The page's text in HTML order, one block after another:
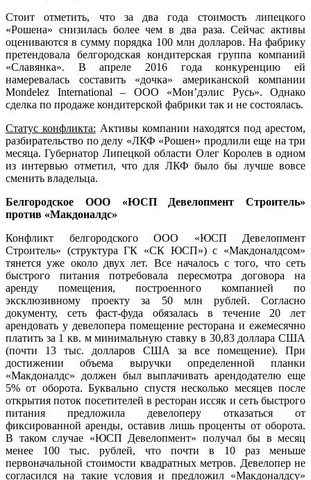
Стоит отметить, что за два года стоимость липецкого
«Рошена» снизилась более чем в два раза. Сейчас активы
оцениваются в сумму порядка 100 млн долларов. На фабрику
претендовала белгородская кондитерская группа компаний
«Славянка». В апреле 2016 года конкуренцию ей
намеревалась составить «дочка» американской компании
Mondelеz International – ООО «Мон’дэлис Русь». Однако
сделка по продаже кондитерской фабрики так и не состоялась.
Статус конфликта: Активы компании находятся под арестом,
разбирательство по делу «ЛКФ «Рошен» продлили еще на три
месяца. Губернатор Липецкой области Олег Королев в одном
из интервью отметил, что для ЛКФ было бы лучше вовсе
сменить владельца.
Белгородское ООО «ЮСП Девелопмент Строитель»
против «Макдоналдс»
Конфликт белгородского ООО «ЮСП Девелопмент
Строитель» (структура ГК «СК ЮСП») с «Макдоналдсом»
тянется уже около двух лет. Все началось с того, что сеть
быстрого питания потребовала пересмотра договора на
аренду помещения, построенного компанией по
эксклюзивному проекту за 50 млн рублей. Согласно
документу, сеть фаст-фуда обязалась в течение 20 лет
арендовать у девелопера помещение ресторана и ежемесячно
платить за 1 кв. м минимальную ставку в 30,83 доллара США
(почти 13 тыс. долларов США за все помещение). При
достижении объема выручки определенной планки
«Макдоналдс» должен был выплачивать арендодателю еще
5% от оборота. Буквально спустя несколько месяцев после
открытия поток посетителей в ресторан иссяк и сеть быстрого
питания предложила девелоперу отказаться от
фиксированной аренды, оставив лишь проценты от оборота.
В таком случае «ЮСП Девелопмент» получал бы в месяц
менее 100 тыс. рублей, что почти в 10 раз меньше
первоначальной стоимости квадратных метров. Девелопер не
согласился на такие условия и предложил «Макдоналдсу»